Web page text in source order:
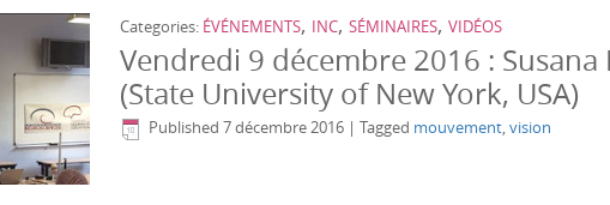
Categories: ÉVÉNEMENTS, INC, SÉMINAIRES, VIDÉOS
Vendredi 9 décembre 2016 :
(State University of New York, USA)
Published 7 décembre 2016| Tagged mouvement,vision